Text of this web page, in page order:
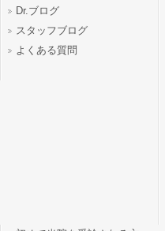
Dr.ブログ
スタッフブログ
よくある質問